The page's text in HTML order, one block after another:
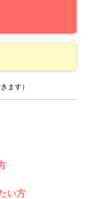
ます）
い方